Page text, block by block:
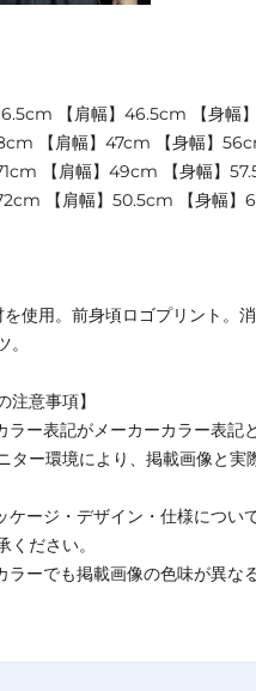
【肩幅】46.5cm 【身幅
【肩幅】47cm 【身幅】
【肩幅】49cm 【身幅】
【肩幅】50.5cm 【身幅】
使用。前身頃ロゴプリント。
注意事項】
ー表記がメーカーカラー表記
ター環境により、掲載画像と実
ージ・デザイン・仕様につい
ください。
ーでも掲載画像の色味が異な